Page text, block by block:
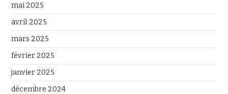
mai 2025
avril 2025
mars 2025
février 2025
janvier 2025
décembre 2024